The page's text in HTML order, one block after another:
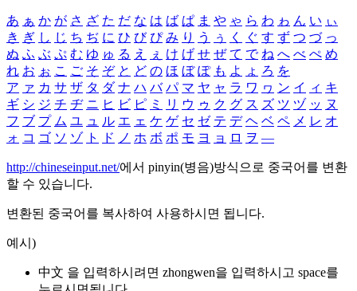
あ ぁ か が さ ざ た だ な は ば ぱ ま や ゃ ら わ ゎ ん い ぃ
き ぎ し じ ち ぢ に ひ び ぴ み り う ぅ く ぐ す ず つ づ っ
ぬ ふ ぶ ぷ む ゆ ゅ る え ぇ け げ せ ぜ て で ね へ べ ぺ め
れ お ぉ こ ご そ ぞ と ど の ほ ぼ ぽ も よ ょ ろ を
ア ァ カ サ ザ タ ダ ナ ハ バ パ マ ヤ ャ ラ ワ ヮ ン イ ィ キ
ギ シ ジ チ ヂ ニ ヒ ビ ピ ミ リ ウ ゥ ク グ ス ズ ツ ヅ ッ ヌ
フ ブ プ ム ユ ュ ル エ ェ ケ ゲ セ ゼ テ デ ヘ ベ ペ メ レ オ
ォ コ ゴ ソ ゾ ト ド ノ ホ ボ ポ モ ヨ ョ ロ ヲ ―
http://chineseinput.net/에서 pinyin(병음)방식으로 중국어를 변환
할 수 있습니다.
변환된 중국어를 복사하여 사용하시면 됩니다.
예시)
中文 을 입력하시려면 zhongwen을 입력하시고 space를